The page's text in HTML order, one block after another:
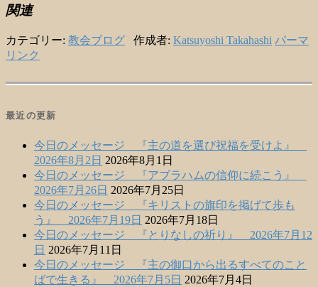
関連
カテゴリー: 教会ブログ 作成者: Katsuyoshi Takahashi パーマ
リンク
最近の更新
今日のメッセージ 『主の道を選び祝福を受けよ』
2026年8月2日 2026年8月1日
今日のメッセージ 『アブラハムの信仰に続こう』
2026年7月26日 2026年7月25日
今日のメッセージ 『キリストの旗印を掲げて歩も
う』 2026年7月19日 2026年7月18日
今日のメッセージ 『とりなしの祈り』 2026年7月12
日 2026年7月11日
今日のメッセージ 『主の御口から出るすべてのこと
ばで生きる』 2026年7月5日 2026年7月4日